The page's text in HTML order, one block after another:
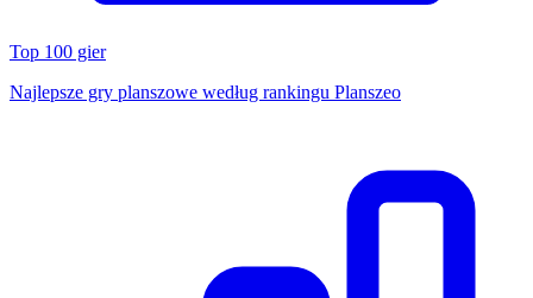
Top 100 gier
Najlepsze gry planszowe według rankingu Planszeo